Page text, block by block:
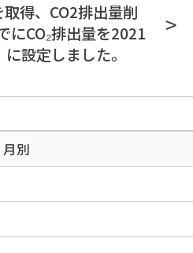
得、CO2排出量削
にCO₂排出量を2021
設定しました。
月別